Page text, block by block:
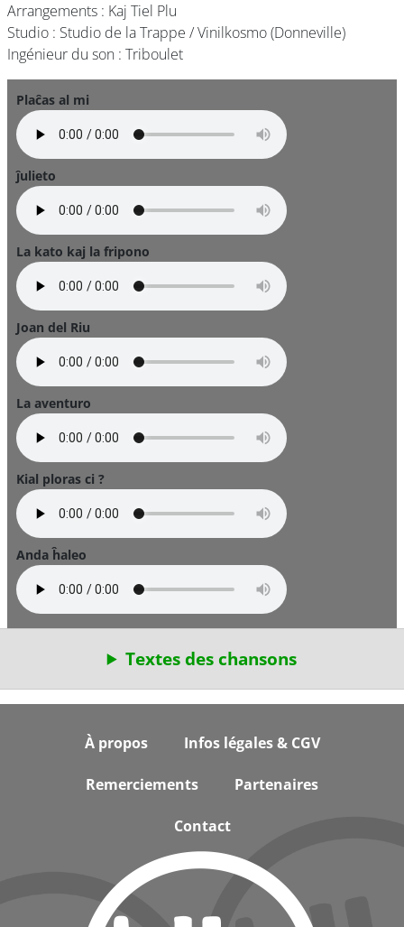
Arrangements : Kaj Tiel Plu
Studio : Studio de la Trappe / Vinilkosmo (Donneville)
Ingénieur du son : Triboulet
Plaĉas al mi
ĵulieto
La kato kaj la fripono
Joan del Riu
La aventuro
Kial ploras ci ?
Anda ĥaleo
Textes des chansons
À propos Infos légales & CGV
Remerciements Partenaires
Contact